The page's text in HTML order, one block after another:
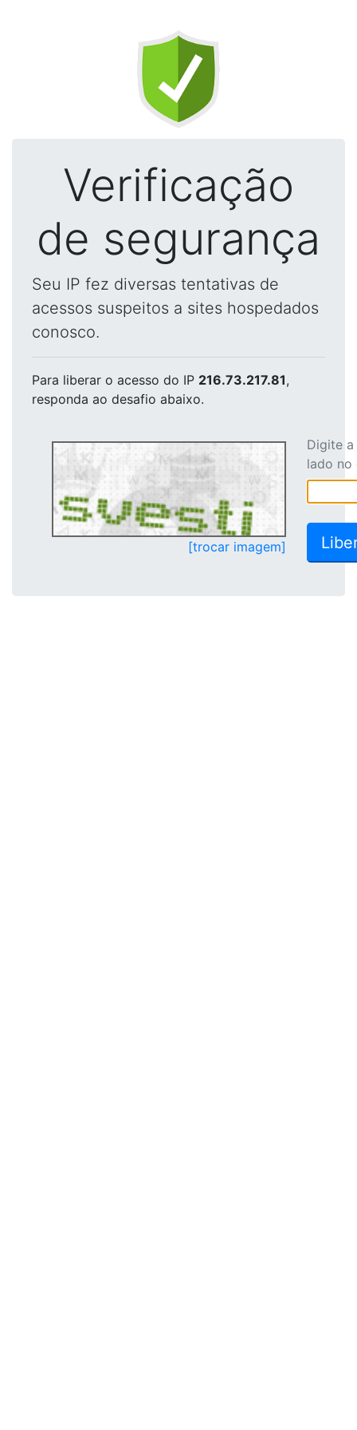
Verificação
de segurança
Seu IP fez diversas tentativas de
acessos suspeitos a sites hospedados
conosco.
Para liberar o acesso do IP 216.73.217.81,
responda ao desafio abaixo.
[trocar imagem]
Digite
lado no